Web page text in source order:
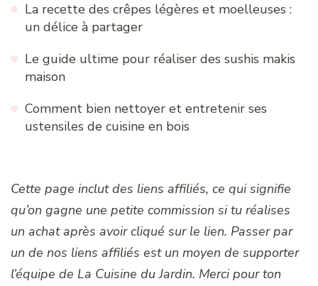
La recette des crêpes légères et moelleuses :
un délice à partager
Le guide ultime pour réaliser des sushis makis
maison
Comment bien nettoyer et entretenir ses
ustensiles de cuisine en bois
Cette page inclut des liens affiliés, ce qui signifie
qu’on gagne une petite commission si tu réalises
un achat après avoir cliqué sur le lien. Passer par
un de nos liens affiliés est un moyen de supporter
l’équipe de La Cuisine du Jardin. Merci pour ton